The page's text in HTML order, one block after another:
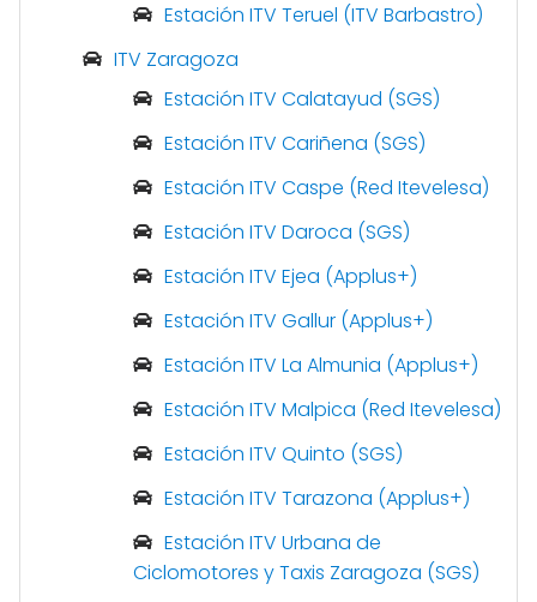
Estación ITV Teruel (ITV Barbastro)
ITV Zaragoza
Estación ITV Calatayud (SGS)
Estación ITV Cariñena (SGS)
Estación ITV Caspe (Red Itevelesa)
Estación ITV Daroca (SGS)
Estación ITV Ejea (Applus+)
Estación ITV Gallur (Applus+)
Estación ITV La Almunia (Applus+)
Estación ITV Malpica (Red Itevelesa)
Estación ITV Quinto (SGS)
Estación ITV Tarazona (Applus+)
Estación ITV Urbana de
Ciclomotores y Taxis Zaragoza (SGS)